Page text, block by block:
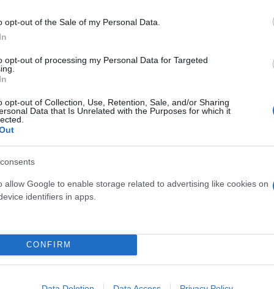
opt-out of the Sale of my Personal Data.
opt-out of processing my Personal Data for Targeted
opt-out of Collection, Use, Retention, Sale, and/or Sharing
Data that Is Unrelated with the Purposes for which it
allow Google to enable storage related to advertising like cookies on
identifiers in apps.
CONFIRM
αποδέκτης κληρονομιάς ύψους 5
της οικογένειας φέρονται να είχαν οριστεί
το 2019.
διαθήκης του Έπσταϊν το 2017, αν και ο
είχε επισκεφθεί το ιδιωτικό νησί του Έπσταϊν,
ήταν περίπου 10 ετών.